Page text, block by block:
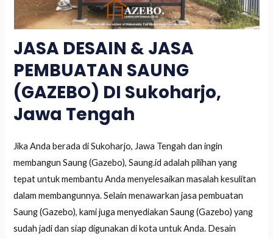
JASA DESAIN & JASA
PEMBUATAN SAUNG
(GAZEBO) DI Sukoharjo,
Jawa Tengah
Jika Anda berada di Sukoharjo, Jawa Tengah dan ingin
membangun Saung (Gazebo), Saung.id adalah pilihan yang
tepat untuk membantu Anda menyelesaikan masalah kesulitan
dalam membangunnya. Selain menawarkan jasa pembuatan
Saung (Gazebo), kami juga menyediakan Saung (Gazebo) yang
sudah jadi dan siap digunakan di kota untuk Anda. Desain